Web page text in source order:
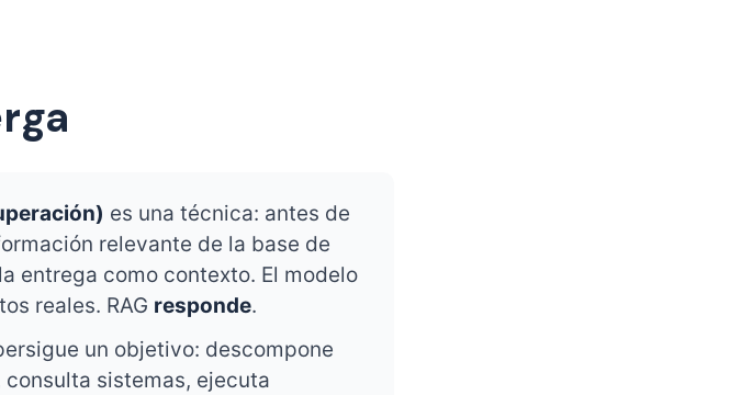
es una técnica: antes de
relevante de la base de
entrega como contexto. El modelo
reales. RAG responde.
un objetivo: descompone
sistemas, ejecuta